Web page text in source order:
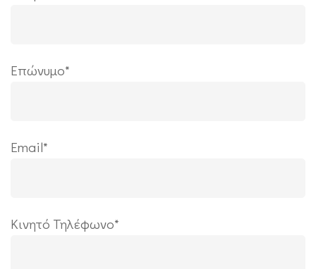
Επώνυμο*
Εmail*
Κινητό Τηλέφωνο*